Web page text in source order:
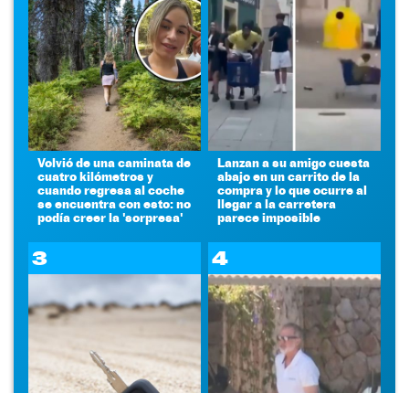
Volvió de una caminata de
cuatro kilómetros y
cuando regresa al coche
se encuentra con esto: no
podía creer la 'sorpresa'
Lanzan a su amigo cuesta
abajo en un carrito de la
compra y lo que ocurre al
llegar a la carretera
parece imposible
3 4